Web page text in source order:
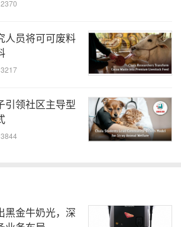
2370
人员将可可废料
3217
引领社区主导型
3844
黑金牛奶光，深